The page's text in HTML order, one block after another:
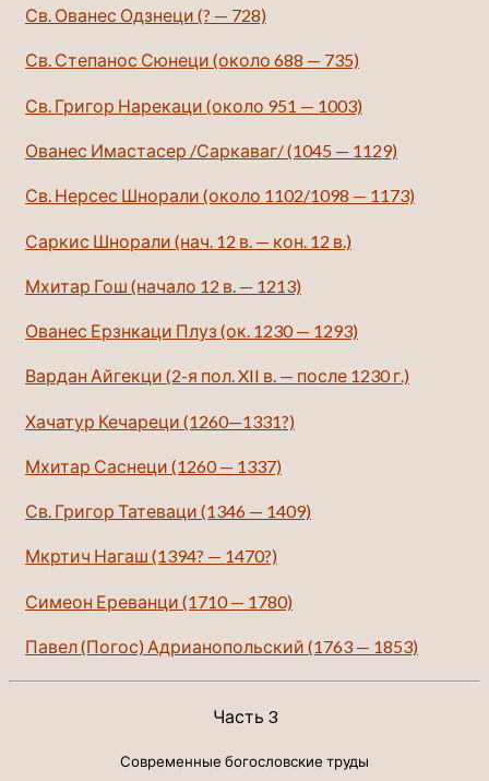
Св. Ованес Одзнеци (? — 728)
Св. Степанос Сюнеци (около 688 — 735)
Св. Григор Нарекаци (около 951 — 1003)
Ованес Имастасер /Саркаваг/ (1045 — 1129)
Св. Нерсес Шнорали (около 1102/1098 — 1173)
Саркис Шнорали (нач. 12 в. — кон. 12 в.)
Мхитар Гош (начало 12 в. — 1213)
Ованес Ерзнкаци Плуз (ок. 1230 — 1293)
Вардан Айгекци (2-я пол. XII в. — после 1230 г.)
Хачатур Кечареци (1260—1331?)
Мхитар Саснеци (1260 — 1337)
Св. Григор Татеваци (1346 — 1409)
Мкртич Нагаш (1394? — 1470?)
Симеон Ереванци (1710 — 1780)
Павел (Погос) Адрианопольский (1763 — 1853)
Часть 3
Современные богословские труды